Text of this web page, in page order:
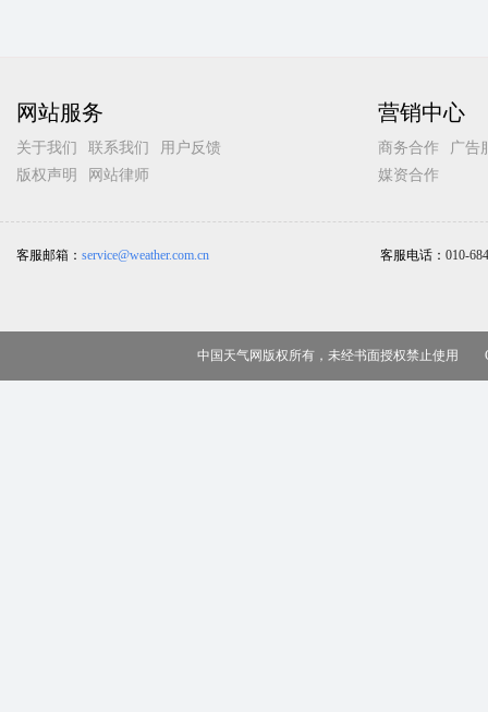
网站服务
关于我们 联系我们
用户反馈
版权声明
网站律师
营销中心
商务合作
广告
媒资合作
客服邮箱： service@weather.com.cn 客服电话： 010-
中国天气网版权所有，未经书面授权禁止使用